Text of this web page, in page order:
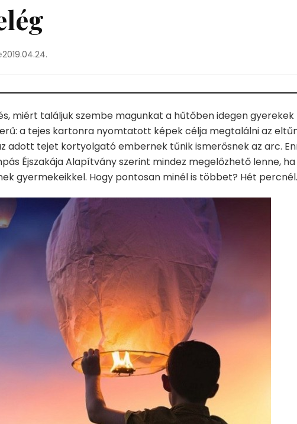
2019.04.24.
miért találjuk szembe magunkat a hűtőben idegen gyerekek
a tejes kartonra nyomtatott képek célja megtalálni az
adott tejet kortyolgató embernek tűnik ismerősnek az arc.
Éjszakája Alapítvány szerint mindez megelőzhető lenne,
gyermekeikkel. Hogy pontosan minél is többet? Hét percnél.